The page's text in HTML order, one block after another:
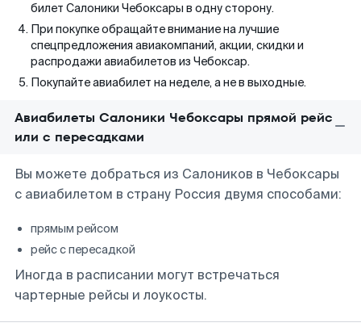
билет Салоники Чебоксары в одну сторону.
При покупке обращайте внимание на лучшие
спецпредложения авиакомпаний, акции, скидки и
распродажи авиабилетов из Чебоксар.
Покупайте авиабилет на неделе, а не в выходные.
Авиабилеты Салоники Чебоксары прямой рейс
или с пересадками
Вы можете добраться из Салоников в Чебоксары
с авиабилетом в страну Россия двумя способами:
прямым рейсом
рейс с пересадкой
Иногда в расписании могут встречаться
чартерные рейсы и лоукосты.